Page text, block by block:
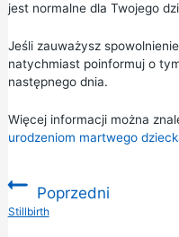
jest normalne dla Twojego
Jeśli zauważysz
natychmiast poinformuj o
następnego dnia.
Więcej informacji można
urodzeniom martwego
Poprzedni
:Stillbirth